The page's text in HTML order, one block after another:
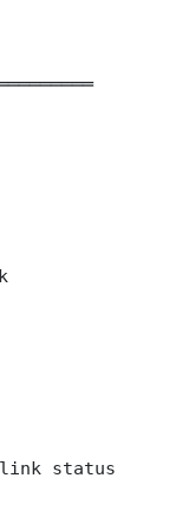
status